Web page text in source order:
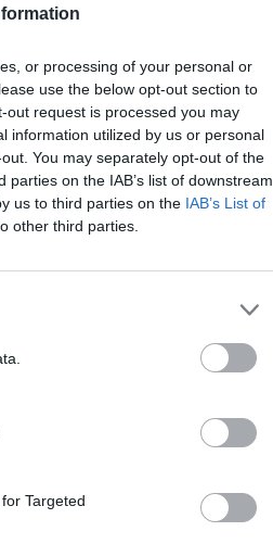
or processing of your personal or
use the below opt-out section to
request is processed you may
information utilized by us or personal
You may separately opt-out of the
on the IAB’s list of downstream
us to third parties on the IAB’s List of
other third parties.
Targeted